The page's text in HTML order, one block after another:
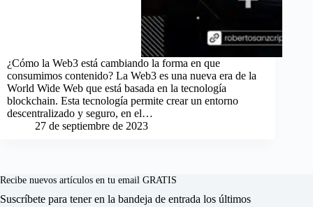
¿Cómo la Web3 está cambiando la forma en que
consumimos contenido? La Web3 es una nueva era de la
World Wide Web que está basada en la tecnología
blockchain. Esta tecnología permite crear un entorno
descentralizado y seguro, en el…
27 de septiembre de 2023
Recibe nuevos artículos en tu email GRATIS
Suscríbete para tener en la bandeja de entrada los últimos